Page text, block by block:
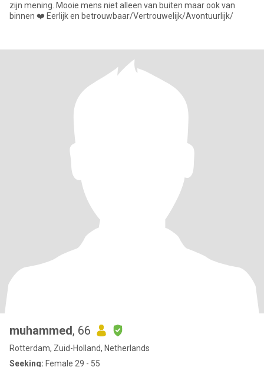
zijn mening. Mooie mens niet alleen van buiten maar ook van
binnen ❤️ Eerlijk en betrouwbaar/Vertrouwelijk/Avontuurlijk/
muhammed, 66
Rotterdam, Zuid-Holland, Netherlands
Seeking: Female 29 - 55